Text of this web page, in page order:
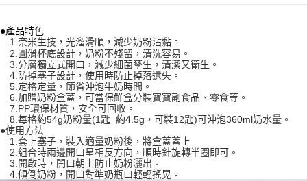
【注意事項】
１．透過由恩沛科技股份有限公司提供之「AFTEE先享後付」服務完成之交
易，需依本服務之必要範圍內提供個人資料，並將交易相關給付款項請求債
權轉讓予恩沛科技股份有限公司。
２．關於個人資料處理事宜，請瀏覽以下網址：
https://aftee.tw/terms/#terms3
３．未成年的使用者請事先徵得法定代理人或監護人之同意方可使用
「AFTEE先享後付」，若未經同意申辦者引起之損失，本公司不負相關責
任。
４．使用「AFTEE先享後付」時，將依據個別帳號之用戶狀況，依本公司即
時審查核予不同之上限額度；若仍有額度不足之情形，本公司將視審查結果
請求用戶進行身份認證。
宅配
每筆NT$100，滿NT$1,000(含以上)免運費
●產品特色
1.奈米生技，光溜滑順，減少奶粉沾黏。
2.圓滑杯底設計，奶粉不殘留，清洗容易。
3.分層獨立式開口，減少細菌孳生，清潔又衛生。
4.防掉塞子設計，使用時防止掉落遺失。
5.定格定量，節省沖泡牛奶時間。
6.加贈奶粉盒蓋，可當保鮮盒分裝寶寶副食品、零食等。
7.PP環保材質，安全可回收。
8.每格約54g奶粉量(1匙=約4.5g，可裝12匙)可沖泡360ml奶水量。
●使用方法
1.套上塞子，裝入適量奶粉後，將盒蓋蓋上
2.組合時兩邊開口呈相反方向，順時針旋轉半圈即可。
3.開啟時，開口朝上防止奶粉灑出。
4.傾倒奶粉，開口對準奶瓶口輕輕搖晃。